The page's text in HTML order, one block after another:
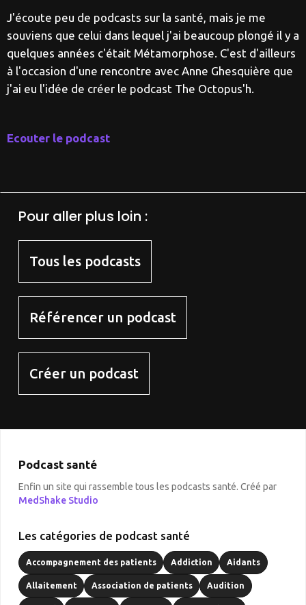
J'écoute peu de podcasts sur la santé, mais je me
souviens que celui dans lequel j'ai beaucoup plongé il y a
quelques années c'était Métamorphose. C'est d'ailleurs
à l'occasion d'une rencontre avec Anne Ghesquière que
j'ai eu l'idée de créer le podcast The Octopus'h.
Ecouter le podcast
Pour aller plus loin :
Tous les podcasts
Référencer un podcast
Créer un podcast
Podcast santé
Enfin un site qui rassemble tous les podcasts santé. Créé par
MedShake Studio
Les catégories de podcast santé
Accompagnement des patients Addiction Aidants
Allaitement Association de patients Audition